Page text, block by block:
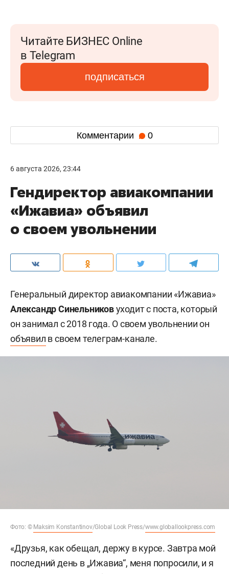
Читайте БИЗНЕС Online
в Telegram
подписаться
Комментарии 0
6 августа 2026, 23:44
Гендиректор авиакомпании
«Ижавиа» объявил
о своем увольнении
Генеральный директор авиакомпании «Ижавиа»
Александр Синельниковуходит с поста, который
он занимал с 2018 года. О своем увольнении он
объявил в своем телеграм-канале.
Фото: © Maksim Konstantinov/Global Look Press/www.globallookpress.com
«Друзья, как обещал, держу в курсе. Завтра мой
последний день в „Ижавиа“, меня попросили, и я